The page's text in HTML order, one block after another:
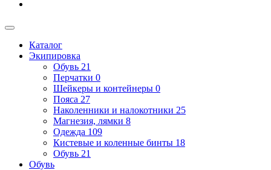
Каталог
Экипировка
Обувь 21
Перчатки 0
Шейкеры и контейнеры 0
Пояса 27
Наколенники и налокотники 25
Магнезия, лямки 8
Одежда 109
Кистевые и коленные бинты 18
Обувь 21
Обувь